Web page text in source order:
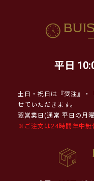
平日
土日・祝日は『受注』・
せていただきます。
翌営業日(通常 平日の月
※ご注文は24時間年中無